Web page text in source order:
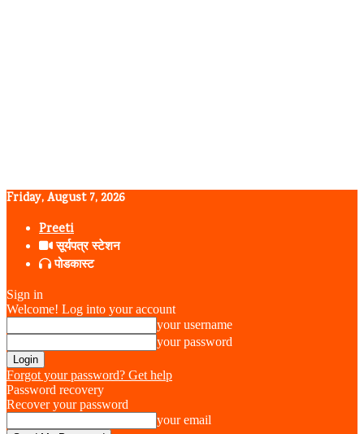
Friday, August 7, 2026
Preeti
सूर्यपत्र स्टेशन
पोडकास्ट
Sign in
Welcome! Log into your account
your username
your password
Forgot your password? Get help
Password recovery
Recover your password
your email